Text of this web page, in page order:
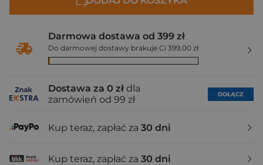
Darmowa dostawa od 399 zł
Do darmowej dostawy brakuje Ci 399,00 zł
Dostawa za 0 zł dla
zamówień od 99 zł
DOŁĄCZ
Kup teraz, zapłać za 30 dni
Kup teraz, zapłać za 30 dni